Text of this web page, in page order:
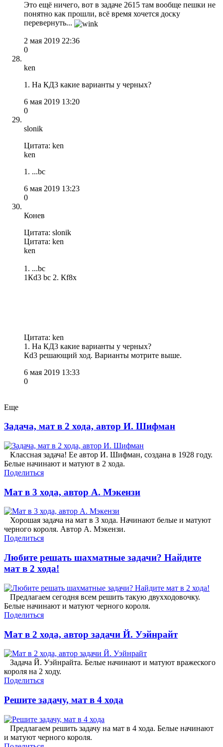
Это ещё ничего, вот в задаче 2615 там вообще пешки не
понятно как прошли, всё время хочется доску
перевернуть...
2 мая 2019 22:36
0
ken
1. На КД3 какие варианты у черных?
6 мая 2019 13:20
0
slonik
Цитата: ken
ken
1. ...bc
6 мая 2019 13:23
0
Конев
Цитата: slonik
Цитата: ken
ken
1. ...bc
1Кd3 bc 2. Кf8x
Цитата: ken
1. На КД3 какие варианты у черных?
Кd3 решающий ход. Варианты мотрите выше.
6 мая 2019 13:33
0
Еще
Задача, мат в 2 хода, автор И. Шифман
Классная задача! Ее автор И. Шифман, создана в 1928 году.
Белые начинают и матуют в 2 хода.
Поделиться
Мат в 3 хода, автор А. Мэкензи
Хорошая задача на мат в 3 хода. Начинают белые и матуют
черного короля. Автор А. Мэкензи.
Поделиться
Любите решать шахматные задачи? Найдите
мат в 2 хода!
Предлагаем сегодня всем решить такую двухходовочку.
Белые начинают и матуют черного короля.
Поделиться
Мат в 2 хода, автор задачи Й. Уэйнрайт
Задача Й. Уэйнрайта. Белые начинают и матуют вражеского
короля на 2 ходу.
Поделиться
Решите задачу, мат в 4 хода
Предлагаем решить задачу на мат в 4 хода. Белые начинают
и матуют черного короля.